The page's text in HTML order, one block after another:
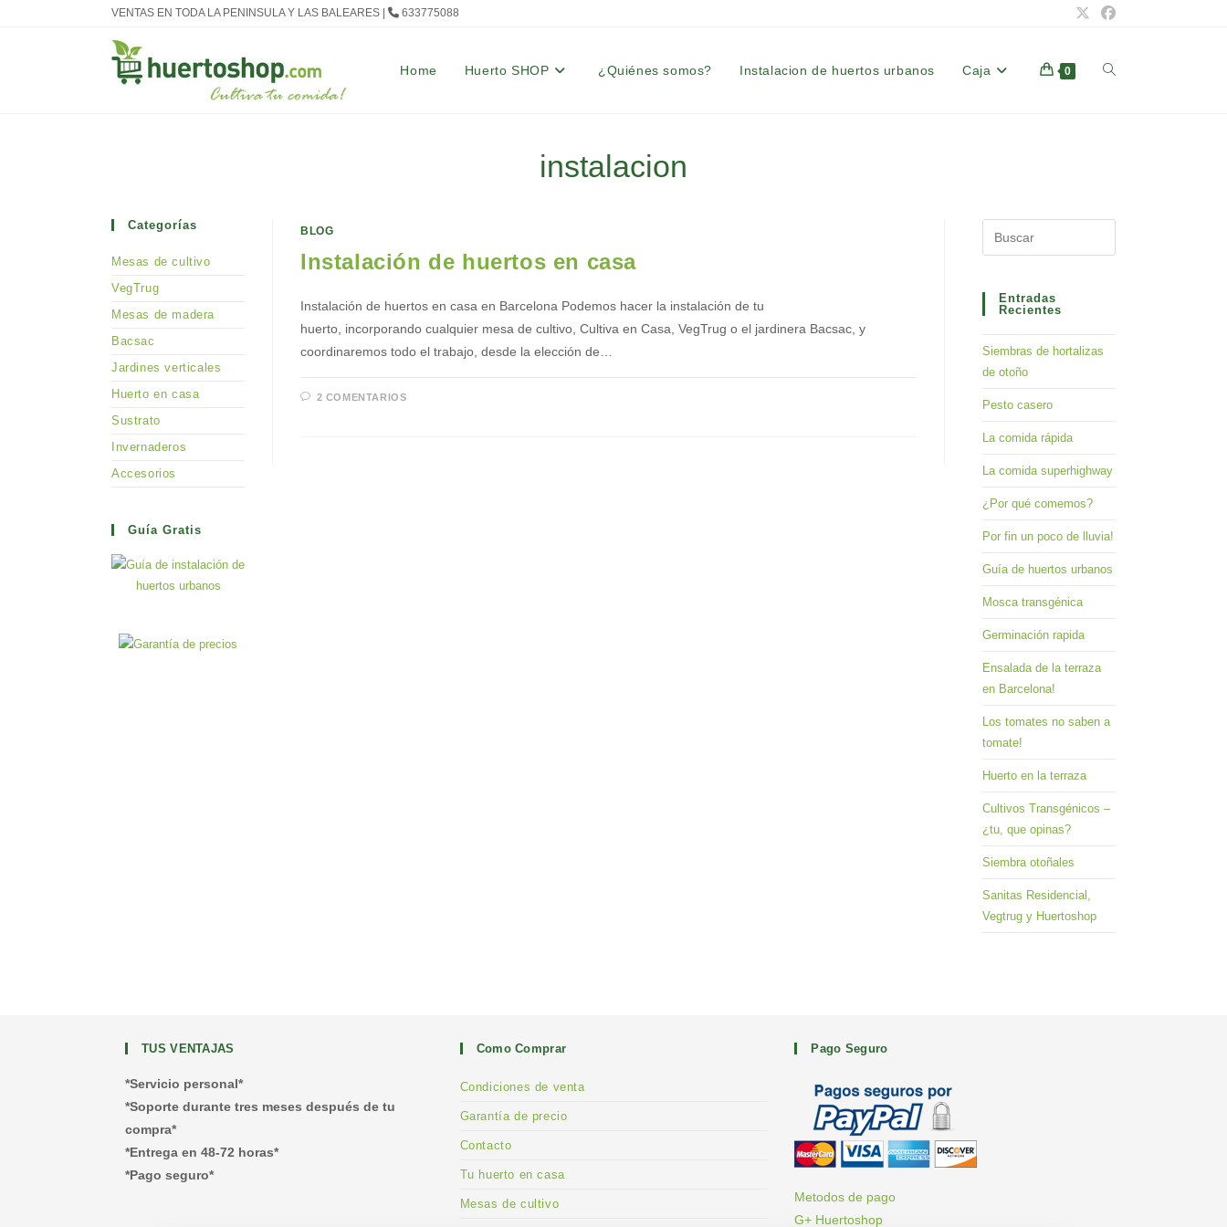
VENTAS EN TODA LA PENINSULA Y LAS BALEARES | 633775088
Home Huerto SHOP ¿Quiénes somos? Instalacion de huertos urbanos Caja 0 Alternar
instalacion
BLOG
Instalación de huertos en casa
Instalación de huertos en casa en Barcelona Podemos hacer la instalación de tu
huerto, incorporando cualquier mesa de cultivo, Cultiva en Casa, VegTrug o el jardinera Bacsac, y
coordinaremos todo el trabajo, desde la elección de…
2 COMENTARIOS
Categorías
Mesas de cultivo
VegTrug
Mesas de madera
Bacsac
Jardines verticales
Huerto en casa
Sustrato
Invernaderos
Accesorios
Guía Gratis
Escape
Entradas
Recientes
Siembras de hortalizas
de otoño
Pesto casero
La comida rápida
La comida superhighway
¿Por qué comemos?
Por fin un poco de lluvia!
Guía de huertos urbanos
Mosca transgénica
Germinación rapida
Ensalada de la terraza
en Barcelona!
Los tomates no saben a
tomate!
Huerto en la terraza
Cultivos Transgénicos –
¿tu, que opinas?
Siembra otoñales
Sanitas Residencial,
Vegtrug y Huertoshop
TUS VENTAJAS
*Servicio personal*
*Soporte durante tres meses después de tu
compra*
*Entrega en 48-72 horas*
*Pago seguro*
Como Comprar
Condiciones de venta
Garantía de precio
Contacto
Tu huerto en casa
Mesas de cultivo
Pago Seguro
Metodos de pago
G+ Huertoshop